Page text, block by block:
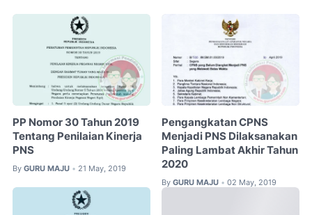
PP Nomor 30 Tahun 2019
Tentang Penilaian Kinerja
PNS
By GURU MAJU • 21 May, 2019
Pengangkatan CPNS
Menjadi PNS Dilaksanakan
Paling Lambat Akhir Tahun
2020
By GURU MAJU • 02 May, 2019